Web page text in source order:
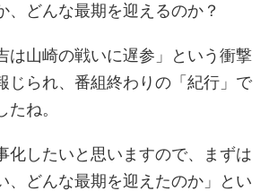
、どんな最期を迎えるのか？
は山崎の戦いに遅参」という衝撃
じられ、番組終わりの「紀行」で
ね。
化したいと思いますので、まずは
、どんな最期を迎えたのか」とい